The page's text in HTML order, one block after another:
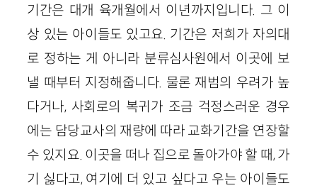
기간은 대개 육개월에서 이년까지입니다. 그 이
상 있는 아이들도 있고요. 기간은 저희가 자의대
로 정하는 게 아니라 분류심사원에서 이곳에 보
낼 때부터 지정해줍니다. 물론 재범의 우려가 높
다거나, 사회로의 복귀가 조금 걱정스러운 경우
에는 담당교사의 재량에 따라 교화기간을 연장할
수 있지요. 이곳을 떠나 집으로 돌아가야 할 때, 가
기 싫다고, 여기에 더 있고 싶다고 우는 아이들도